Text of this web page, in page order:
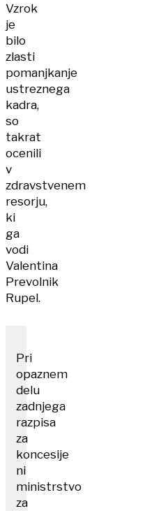
Vzrok
je
bilo
zlasti
pomanjkanje
ustreznega
kadra,
so
takrat
ocenili
v
zdravstvenem
resorju,
ki
ga
vodi
Valentina
Prevolnik
Rupel.
Pri
opaznem
delu
zadnjega
razpisa
za
koncesije
ni
ministrstvo
za